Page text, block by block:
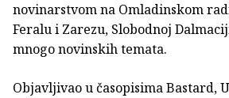
novinarstvom na Omladinskom
Feralu i Zarezu, Slobodnoj
mnogo novinskih temata.
Objavljivao u časopisima Bastard,